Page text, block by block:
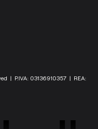
| P.IVA: 03136910357 | REA: